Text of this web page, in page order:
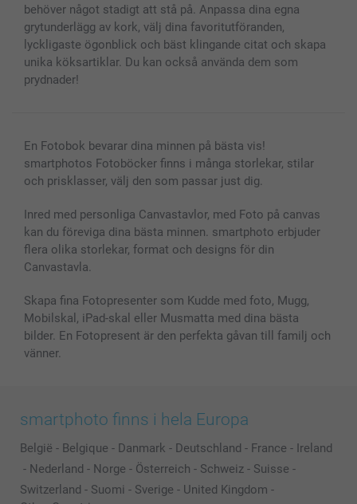
Alla fotoprodukter
behöver något stadigt att stå på. Anpassa dina egna
grytunderlägg av kork, välj dina favoritutföranden,
lyckligaste ögonblick och bäst klingande citat och skapa
unika köksartiklar. Du kan också använda dem som
prydnader!
En Fotobok bevarar dina minnen på bästa vis!
smartphotos Fotoböcker finns i många storlekar, stilar
och prisklasser, välj den som passar just dig.
Inred med personliga Canvastavlor, med Foto på canvas
kan du föreviga dina bästa minnen. smartphoto erbjuder
flera olika storlekar, format och designs för din
Canvastavla.
Skapa fina Fotopresenter som Kudde med foto, Mugg,
Mobilskal, iPad-skal eller Musmatta med dina bästa
bilder. En Fotopresent är den perfekta gåvan till familj och
vänner.
smartphoto finns i hela Europa
België - Belgique - Danmark - Deutschland - France - Ireland
- Nederland - Norge - Österreich - Schweiz - Suisse -
Switzerland - Suomi - Sverige - United Kingdom -